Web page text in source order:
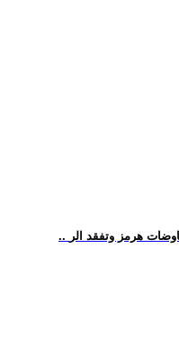
هرمز وتفقد الر